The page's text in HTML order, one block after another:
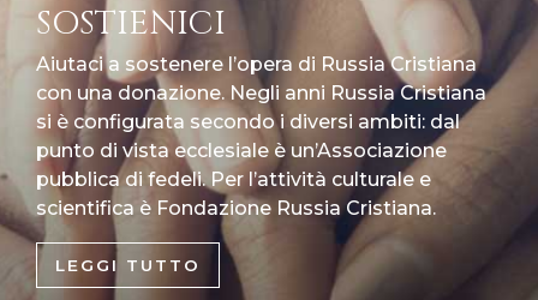
SOSTIENICI
Aiutaci a sostenere l’opera di Russia Cristiana
con una donazione. Negli anni Russia Cristiana
si è configurata secondo i diversi ambiti: dal
punto di vista ecclesiale è un’Associazione
pubblica di fedeli. Per l’attività culturale e
scientifica è Fondazione Russia Cristiana.
LEGGI TUTTO